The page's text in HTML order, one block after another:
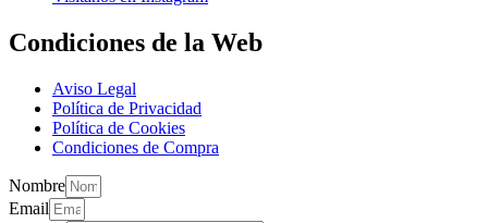
Condiciones de la Web
Aviso Legal
Política de Privacidad
Política de Cookies
Condiciones de Compra
Nombre
Email